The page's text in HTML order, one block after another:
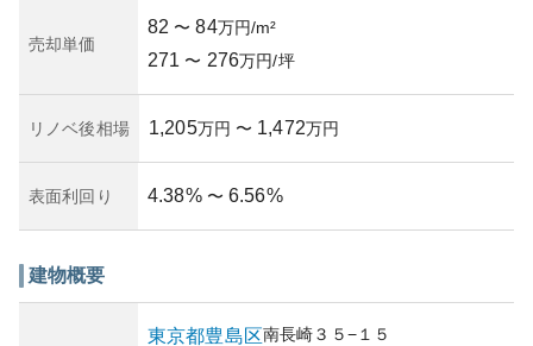
持状態など、購入前に詳細な評価が望ましいです。
売却単価
82 〜 84万円/m²
271 〜 276万円/坪
リノベ後相場 1,205万円 〜 1,472万円
表面利回り 4.38% 〜 6.56%
建物概要
東京都豊島区南長崎３５−１５